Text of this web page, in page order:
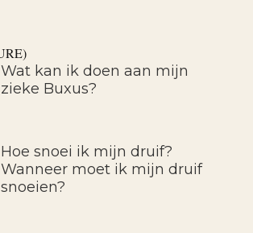
Wat kan ik doen aan mijn
zieke Buxus?
Hoe snoei ik mijn druif?
Wanneer moet ik mijn druif
snoeien?